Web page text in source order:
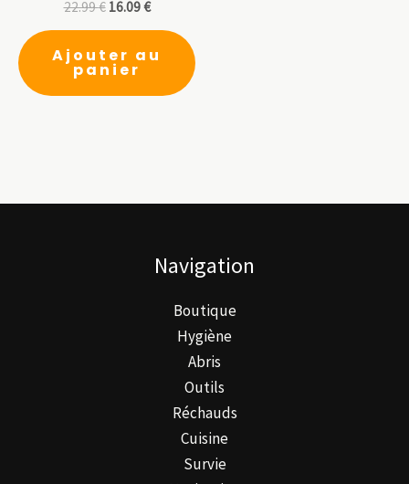
produit
22.99€ 16.09€
Ajouter au
panier
Navigation
Boutique
Hygiène
Abris
Outils
Réchauds
Cuisine
Survie